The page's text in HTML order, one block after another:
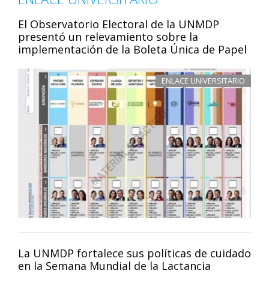
El Observatorio Electoral de la UNMDP
presentó un relevamiento sobre la
implementación de la Boleta Única de Papel
ENLACE UNIVERSITARIO
La UNMDP fortalece sus políticas de cuidado
en la Semana Mundial de la Lactancia